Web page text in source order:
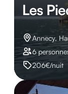
Les
Annecy,
6
206€/nuit